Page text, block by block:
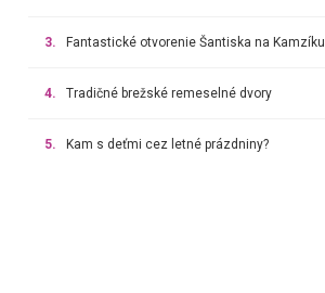
3. Fantastické otvorenie Šantiska na Kamzíku
4. Tradičné brežské remeselné dvory
5. Kam s deťmi cez letné prázdniny?